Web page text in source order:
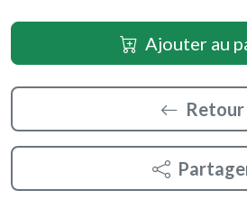
Ajouter au
Retour